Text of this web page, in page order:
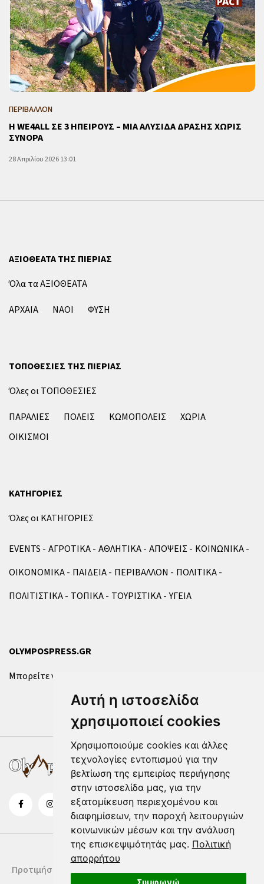
Αυτή η ιστοσελίδα
χρησιμοποιεί cookies
Χρησιμοποιούμε cookies και άλλες
τεχνολογίες εντοπισμού για την
βελτίωση της εμπειρίας περιήγησης
στην ιστοσελίδα μας, για την
εξατομίκευση περιεχομένου και
διαφημίσεων, την παροχή λειτουργιών
κοινωνικών μέσων και την ανάλυση
της επισκεψιμότητάς μας. Πολιτική
απορρήτου
Συμφωνώ
ΠΕΡΙΒΑΛΛΟΝ
Η WE4ALL ΣΕ 3 ΗΠΕΙΡΟΥΣ – ΜΙΑ ΑΛΥΣΙΔΑ ΔΡΑΣΗΣ ΧΩΡΙΣ
ΣΥΝΟΡΑ
28 Απριλίου 2026 13:01
ΑΞΙΟΘΕΑΤΑ ΤΗΣ ΠΙΕΡΙΑΣ
Όλα τα ΑΞΙΟΘΕΑΤΑ
ΑΡΧΑΙΑ
ΝΑΟΙ ΦΥΣΗ
ΤΟΠΟΘΕΣΙΕΣ ΤΗΣ ΠΙΕΡΙΑΣ
Όλες οι ΤΟΠΟΘΕΣΙΕΣ
ΠΑΡΑΛΙΕΣ
ΠΟΛΕΙΣ ΚΩΜΟΠΟΛΕΙΣ
ΧΩΡΙΑ
ΟΙΚΙΣΜΟΙ
ΚΑΤΗΓΟΡΙΕΣ
Όλες οι ΚΑΤΗΓΟΡΙΕΣ
EVENTS ΑΓΡΟΤΙΚΑ ΑΘΛΗΤΙΚΑ ΑΠΟΨΕΙΣ
ΚΟΙΝΩΝΙΚΑ
ΟΙΚΟΝΟΜΙΚΑ
ΠΑΙΔΕΙΑ ΠΕΡΙΒΑΛΛΟΝ
ΠΟΛΙΤΙΚΑ
ΠΟΛΙΤΙΣΤΙΚΑ
ΤΟΠΙΚΑ ΤΟΥΡΙΣΤΙΚΑ ΥΓΕΙΑ
OLYMPOSPRESS.GR
Μπορείτε να επικοινωνήσετε μαζί μας μέσω της
Προτιμήσεις Cookies Δήλωση Cookies Όροι Χρήσης